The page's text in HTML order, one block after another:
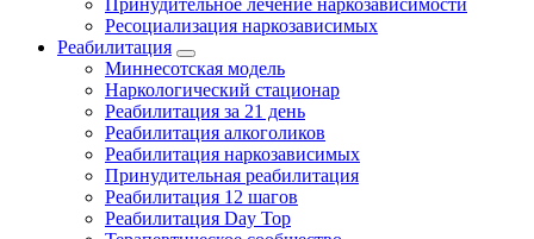
Принудительное лечение наркозависимости
Ресоциализация наркозависимых
Реабилитация
Миннесотская модель
Наркологический стационар
Реабилитация за 21 день
Реабилитация алкоголиков
Реабилитация наркозависимых
Принудительная реабилитация
Реабилитация 12 шагов
Реабилитация Day Top